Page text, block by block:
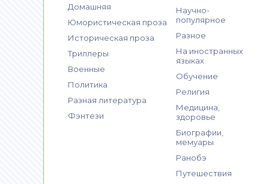
Домашняя
Юмористическая проза
Историческая проза
Триллеры
Военные
Политика
Разная литература
Фэнтези
Научно-
популярное
Разное
На иностранных
языках
Обучение
Религия
Медицина,
здоровье
Биографии,
мемуары
Ранобэ
Путешествия